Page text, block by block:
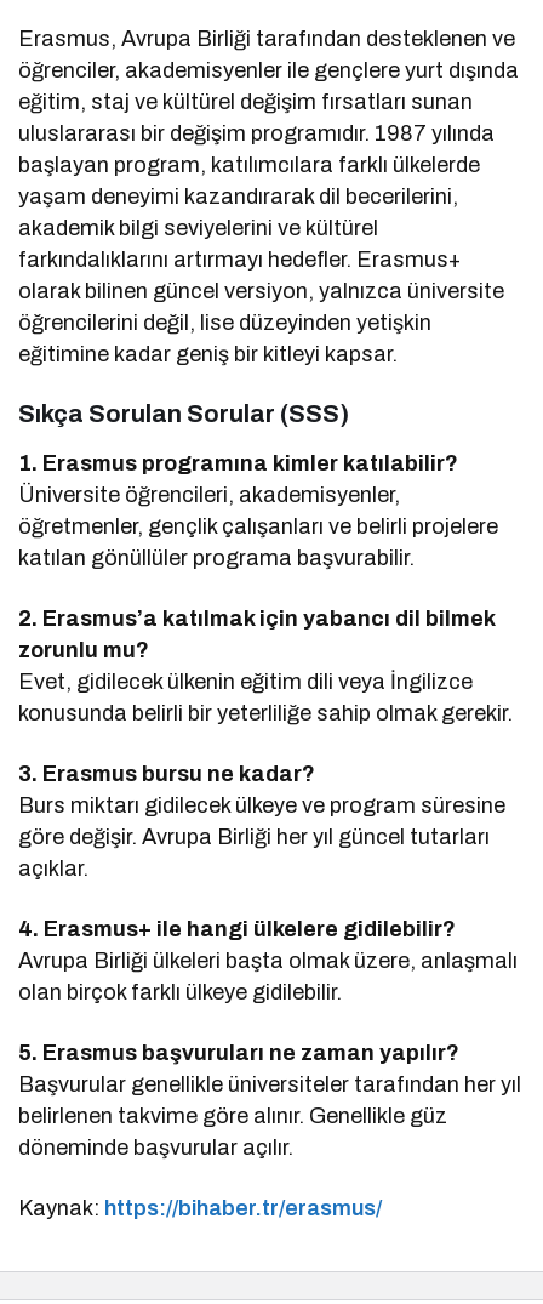
Erasmus, Avrupa Birliği tarafından desteklenen ve
öğrenciler, akademisyenler ile gençlere yurt dışında
eğitim, staj ve kültürel değişim fırsatları sunan
uluslararası bir değişim programıdır. 1987 yılında
başlayan program, katılımcılara farklı ülkelerde
yaşam deneyimi kazandırarak dil becerilerini,
akademik bilgi seviyelerini ve kültürel
farkındalıklarını artırmayı hedefler. Erasmus+
olarak bilinen güncel versiyon, yalnızca üniversite
öğrencilerini değil, lise düzeyinden yetişkin
eğitimine kadar geniş bir kitleyi kapsar.
Sıkça Sorulan Sorular (SSS)
1. Erasmus programına kimler katılabilir?
Üniversite öğrencileri, akademisyenler,
öğretmenler, gençlik çalışanları ve belirli projelere
katılan gönüllüler programa başvurabilir.
2. Erasmus’a katılmak için yabancı dil bilmek
zorunlu mu?
Evet, gidilecek ülkenin eğitim dili veya İngilizce
konusunda belirli bir yeterliliğe sahip olmak gerekir.
3. Erasmus bursu ne kadar?
Burs miktarı gidilecek ülkeye ve program süresine
göre değişir. Avrupa Birliği her yıl güncel tutarları
açıklar.
4. Erasmus+ ile hangi ülkelere gidilebilir?
Avrupa Birliği ülkeleri başta olmak üzere, anlaşmalı
olan birçok farklı ülkeye gidilebilir.
5. Erasmus başvuruları ne zaman yapılır?
Başvurular genellikle üniversiteler tarafından her yıl
belirlenen takvime göre alınır. Genellikle güz
döneminde başvurular açılır.
Kaynak: https://bihaber.tr/erasmus/